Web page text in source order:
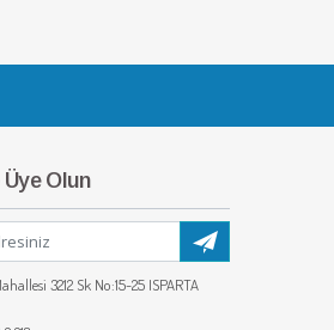
Olun
3212 Sk No:15-25 ISPARTA